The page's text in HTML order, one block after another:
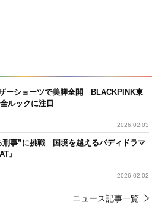
ーショーツで美脚全開 BLACKPINK東
ルックに注目
2026.02.03
刑事”に挑戦 国境を越えるバディドラマ
』
2026.02.02
ニュース記事一覧